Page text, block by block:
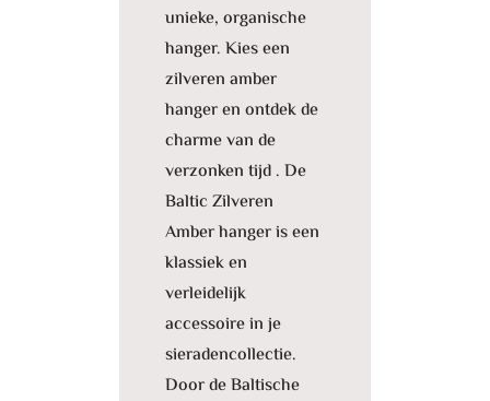
unieke, organische
hanger. Kies een
zilveren amber
hanger en ontdek de
charme van de
verzonken tijd . De
Baltic Zilveren
Amber hanger is een
klassiek en
verleidelijk
accessoire in je
sieradencollectie.
Door de Baltische